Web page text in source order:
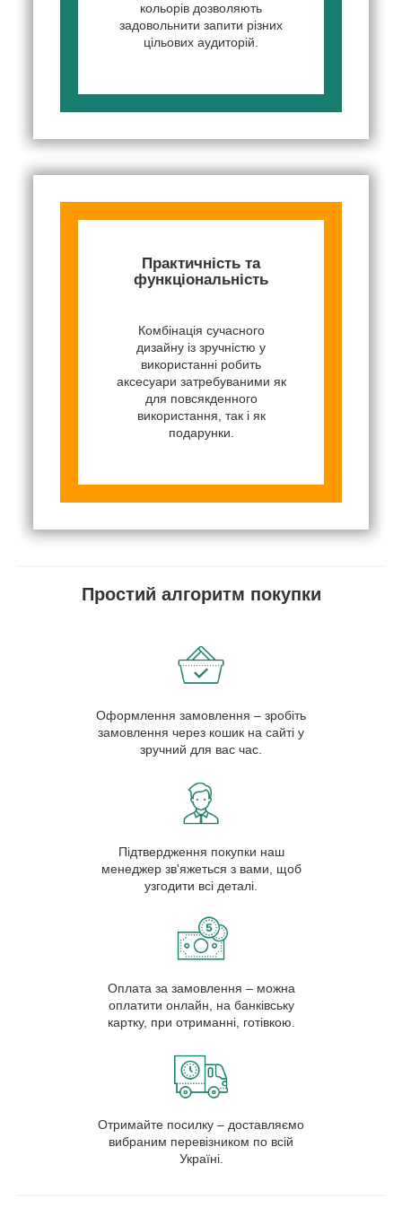
кольорів дозволяють
задовольнити запити різних
цільових аудиторій.
Практичність та
функціональність
Комбінація сучасного
дизайну із зручністю у
використанні робить
аксесуари затребуваними як
для повсякденного
використання, так і як
подарунки.
Простий алгоритм покупки
Оформлення замовлення – зробіть
замовлення через кошик на сайті у
зручний для вас час.
Підтвердження покупки наш
менеджер зв'яжеться з вами, щоб
узгодити всі деталі.
Оплата за замовлення – можна
оплатити онлайн, на банківську
картку, при отриманні, готівкою.
Отримайте посилку – доставляємо
вибраним перевізником по всій
Україні.